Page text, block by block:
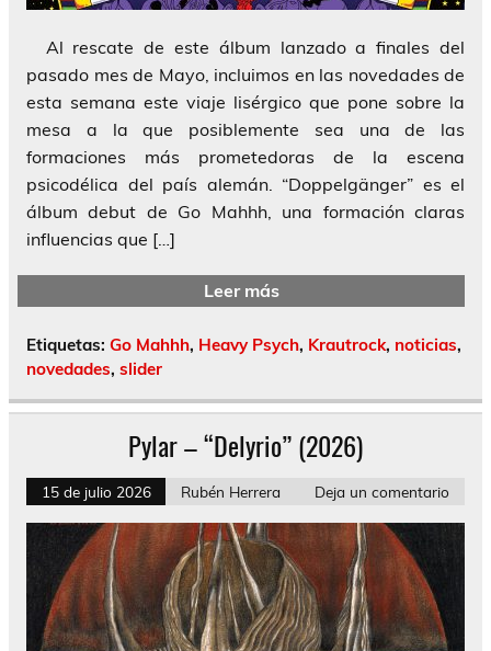
Al rescate de este álbum lanzado a finales del
pasado mes de Mayo, incluimos en las novedades de
esta semana este viaje lisérgico que pone sobre la
mesa a la que posiblemente sea una de las
formaciones más prometedoras de la escena
psicodélica del país alemán. “Doppelgänger” es el
álbum debut de Go Mahhh, una formación claras
influencias que […]
Leer más
Etiquetas: Go Mahhh, Heavy Psych, Krautrock, noticias,
novedades, slider
Pylar – “Delyrio” (2026)
15 de julio 2026 Rubén Herrera Deja un comentario